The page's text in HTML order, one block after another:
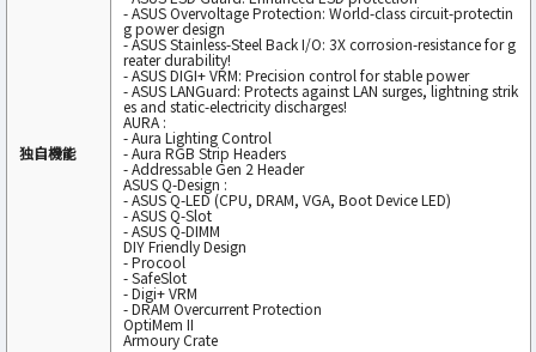
独自機能
- ASUS Overvoltage Protection: World-class circuit-protectin
g power design
- ASUS Stainless-Steel Back I/O: 3X corrosion-resistance for g
reater durability!
- ASUS DIGI+ VRM: Precision control for stable power
- ASUS LANGuard: Protects against LAN surges, lightning strik
es and static-electricity discharges!
AURA :
- Aura Lighting Control
- Aura RGB Strip Headers
- Addressable Gen 2 Header
ASUS Q-Design :
- ASUS Q-LED (CPU, DRAM, VGA, Boot Device LED)
- ASUS Q-Slot
- ASUS Q-DIMM
DIY Friendly Design
- Procool
- SafeSlot
- Digi+ VRM
- DRAM Overcurrent Protection
OptiMem II
Armoury Crate